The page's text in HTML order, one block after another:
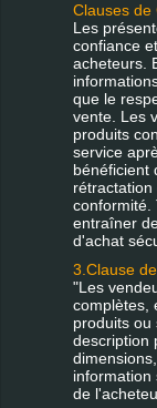
Clauses de
Les
confiance
acheteurs.
que le
vente. Les
produits
service
bénéficient
conformité.
entraîner
d'achat
3.Clause
"Les
complètes,
produits ou
description
information
de